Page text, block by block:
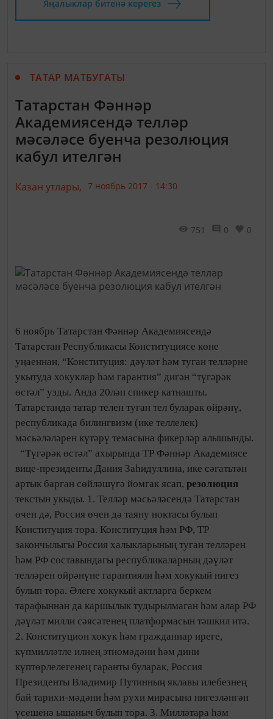
Яңалыклар битенә керегез
ТАТАР МАТБУГАТЫ
Татарстан Фәннәр
Академиясендә телләр
мәсәләсе буенча резолюция
кабул ителгән
Казан утлары, 7 ноябрь 2017 - 14:30
751 0 0
6 ноябрь Татарстан Фәннәр Академиясендә
Татарстан Республикасы Конституциясе көне
уңаеннан, “Конституция: дәүләт һәм туган телләрне
укытуда хокуклар һәм гарантия” дигән “түгәрәк
өстәл” узды. Анда 20ләп спикер катнашты.
Татарстанда татар телен туган тел буларак өйрәнү,
республикада билингвизм (ике теллелек)
мәсьәләләрен күтәрү темасына фикерләр алышынды.
“Түгәрәк өстәл” ахырында ТР Фәннәр Академиясе
вице-президенты Дания Заһидуллина, ике сәгатьтән
артык барган сөйләшүгә йомгак ясап, резолюция
текстын укыды. 1. Телләр мәсьәләсендә Татарстан
өчен дә, Россия өчен дә таяну ноктасы булып
Конституция тора. Конституция һәм РФ, ТР
закончылыгы Россия халыкларының туган телләрен
һәм РФ составындагы республикаларның дәүләт
телләрен өйрәнүне гарантияли һәм хокукый нигез
булып тора. Әлеге хокукый актларга беркем
тарафыннан да каршылык тудырылмаган һәм алар РФ
дәүләт милли сәясәтенең платформасын тәшкил итә.
2. Конституцион хокук һәм гражданнар иреге,
күпмилләтле илнең этномәдәни һәм дини
күптөрлелегенең гаранты буларак, Россия
Президенты Владимир Путинның яклавы илебезнең
бай тарихи-мәдәни һәм рухи мирасына нигезләнгән
үсешенә ышаныч булып тора. 3. Милләтара һәм